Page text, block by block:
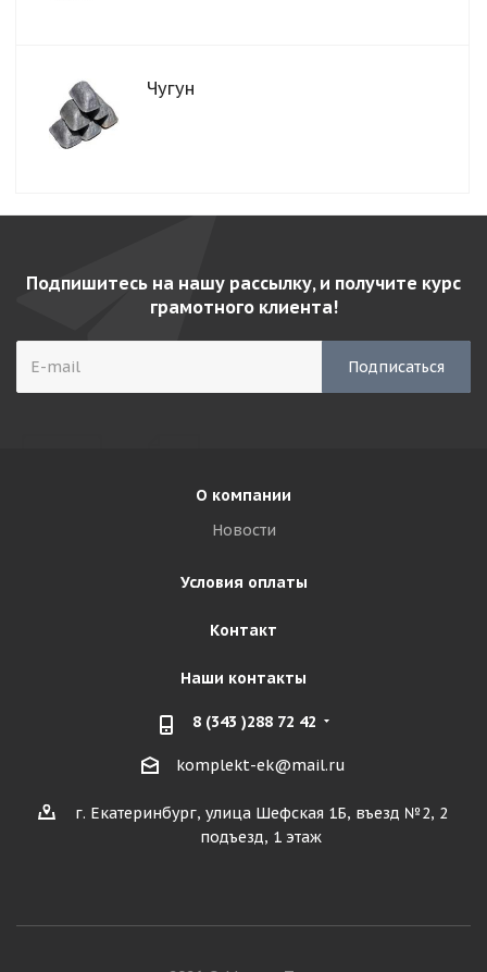
Чугун
Подпишитесь на нашу рассылку, и получите курс
грамотного клиента!
О компании
Новости
Условия оплаты
Контакт
Наши контакты
8 (343 )288 72 42
komplekt-ek@mail.ru
г. Екатеринбург, улица Шефская 1Б, въезд №2, 2
подъезд, 1 этаж